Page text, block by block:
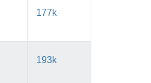
177k
193k